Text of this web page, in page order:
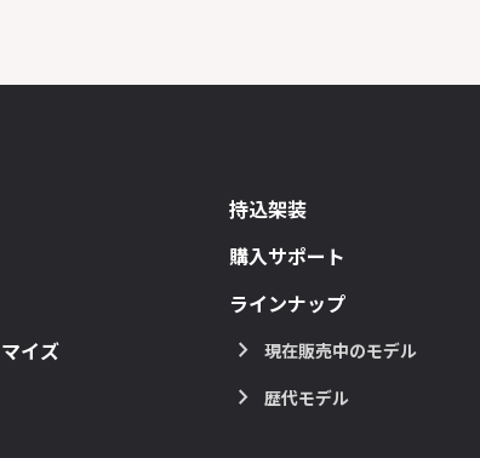
イズ
持込架装
購入サポート
ラインナップ
現在販売中のモデル
歴代モデル